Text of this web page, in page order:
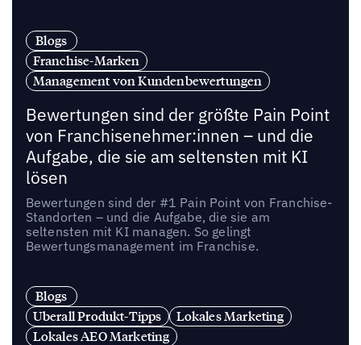
Blogs
Franchise-Marken
Management von Kundenbewertungen
Bewertungen sind der größte Pain Point
von Franchisenehmer:innen – und die
Aufgabe, die sie am seltensten mit KI
lösen
Bewertungen sind der #1 Pain Point von Franchise-
Standorten – und die Aufgabe, die sie am
seltensten mit KI managen. So gelingt
Bewertungsmanagement im Franchise.
Blogs
Uberall Produkt-Tipps
Lokales Marketing
Lokales AEO Marketing